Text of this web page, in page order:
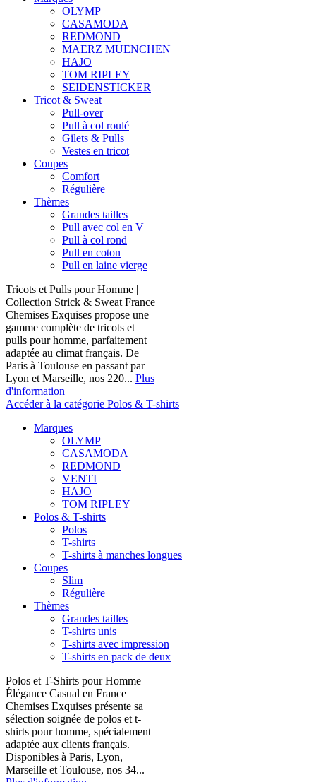
OLYMP
CASAMODA
REDMOND
MAERZ MUENCHEN
HAJO
TOM RIPLEY
SEIDENSTICKER
Tricot & Sweat
Pull-over
Pull à col roulé
Gilets & Pulls
Vestes en tricot
Coupes
Comfort
Régulière
Thèmes
Grandes tailles
Pull avec col en V
Pull à col rond
Pull en coton
Pull en laine vierge
Tricots et Pulls pour Homme |
Collection Strick & Sweat France
Chemises Exquises propose une
gamme complète de tricots et
pulls pour homme, parfaitement
adaptée au climat français. De
Paris à Toulouse en passant par
Lyon et Marseille, nos 220... Plus
d'information
Accéder à la catégorie Polos & T-shirts
Marques
OLYMP
CASAMODA
REDMOND
VENTI
HAJO
TOM RIPLEY
Polos & T-shirts
Polos
T-shirts
T-shirts à manches longues
Coupes
Slim
Régulière
Thèmes
Grandes tailles
T-shirts unis
T-shirts avec impression
T-shirts en pack de deux
Polos et T-Shirts pour Homme |
Élégance Casual en France
Chemises Exquises présente sa
sélection soignée de polos et t-
shirts pour homme, spécialement
adaptée aux clients français.
Disponibles à Paris, Lyon,
Marseille et Toulouse, nos 34...